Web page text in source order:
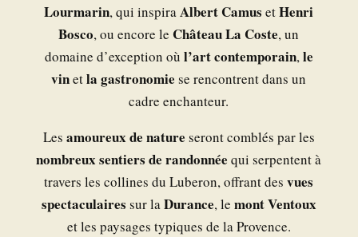
Lourmarin, qui inspira Albert Camus etHenri
Bosco, ou encore le Château La Coste, un
domaine d’exception où l’art contemporain, le
vinetla gastronomie se rencontrent dans un
cadre enchanteur.
Les amoureux de nature seront comblés par les
nombreux sentiers de randonnée qui serpentent à
travers les collines du Luberon, offrant desvues
spectaculaires sur la Durance, le mont Ventoux
et les paysages typiques de la Provence.